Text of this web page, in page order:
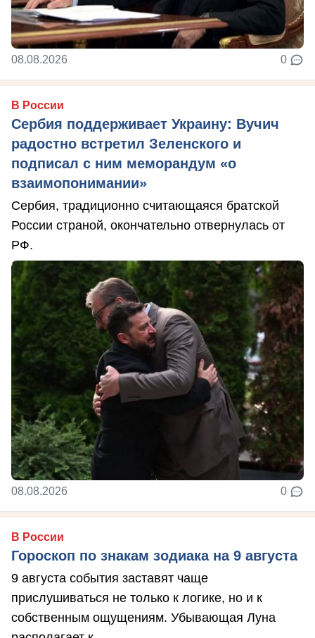
08.08.2026 0
В России
Сербия поддерживает Украину: Вучич
радостно встретил Зеленского и
подписал с ним меморандум «о
взаимопонимании»
Сербия, традиционно считающаяся братской
России страной, окончательно отвернулась от
РФ.
08.08.2026 0
В России
Гороскоп по знакам зодиака на 9 августа
9 августа события заставят чаще
прислушиваться не только к логике, но и к
собственным ощущениям. Убывающая Луна